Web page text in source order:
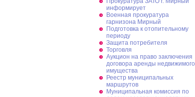
информирует
Военная прокуратура
гарнизона Мирный
Подготовка к отопительному
периоду
Защита потребителя
Торговля
Аукцион на право заключения
договора аренды недвижимого
имущества
Реестр муниципальных
маршрутов
Муниципальная комиссия по